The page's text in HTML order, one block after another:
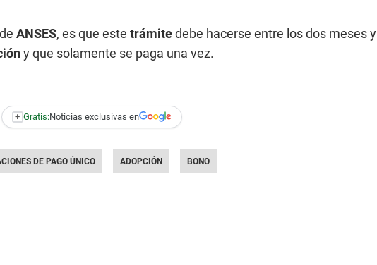
ANSES, es que este trámitedebe hacerse entre los dos meses y
y que solamente se paga una vez.
+ Gratis:Noticias exclusivas en
DE PAGO ÚNICO ADOPCIÓN BONO